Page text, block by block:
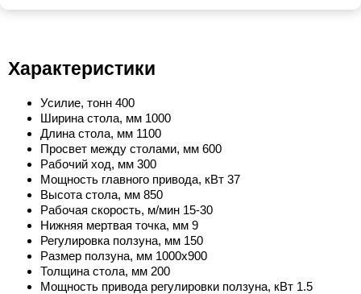
Характеристики
Усилие, тонн 400
Ширина стола, мм 1000
Длина стола, мм 1100
Просвет между столами, мм 600
Рабочий ход, мм 300
Мощность главного привода, кВт 37
Высота стола, мм 850
Рабочая скорость, м/мин 15-30
Нижняя мертвая точка, мм 9
Регулировка ползуна, мм 150
Размер ползуна, мм 1000x900
Толщина стола, мм 200
Мощность привода регулировки ползуна, кВт 1.5